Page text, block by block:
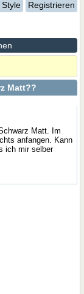
Registrieren
Matt??
Matt. Im
anfangen. Kann
ich mir selber